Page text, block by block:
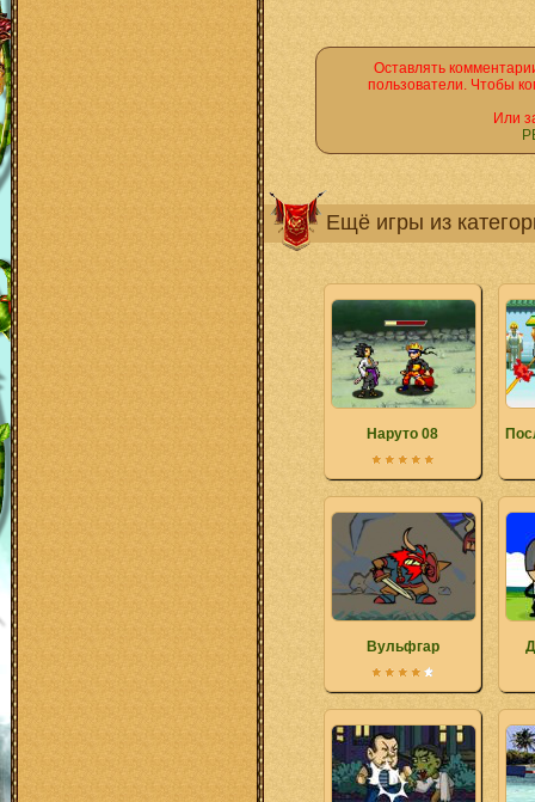
Оставлять
пользователи. Чтобы
Или
Ещё игры из
Наруто 08
Вульфгар